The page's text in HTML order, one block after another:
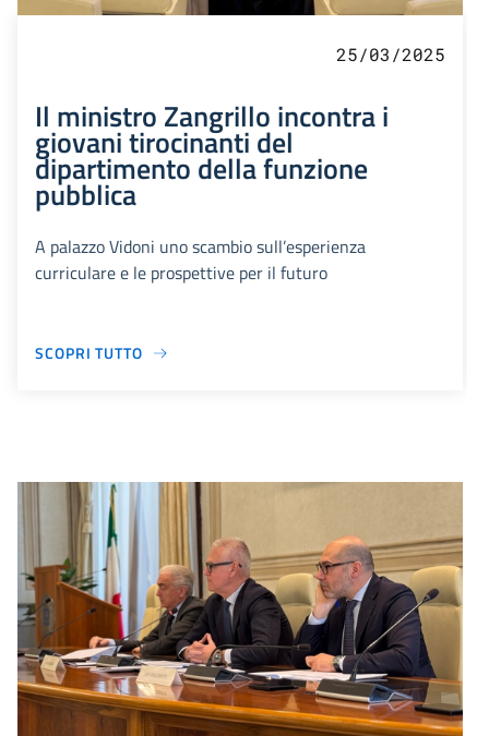
25/03/2025
Il ministro Zangrillo incontra i
giovani tirocinanti del
dipartimento della funzione
pubblica
A palazzo Vidoni uno scambio sull’esperienza
curriculare e le prospettive per il futuro
SCOPRI TUTTO